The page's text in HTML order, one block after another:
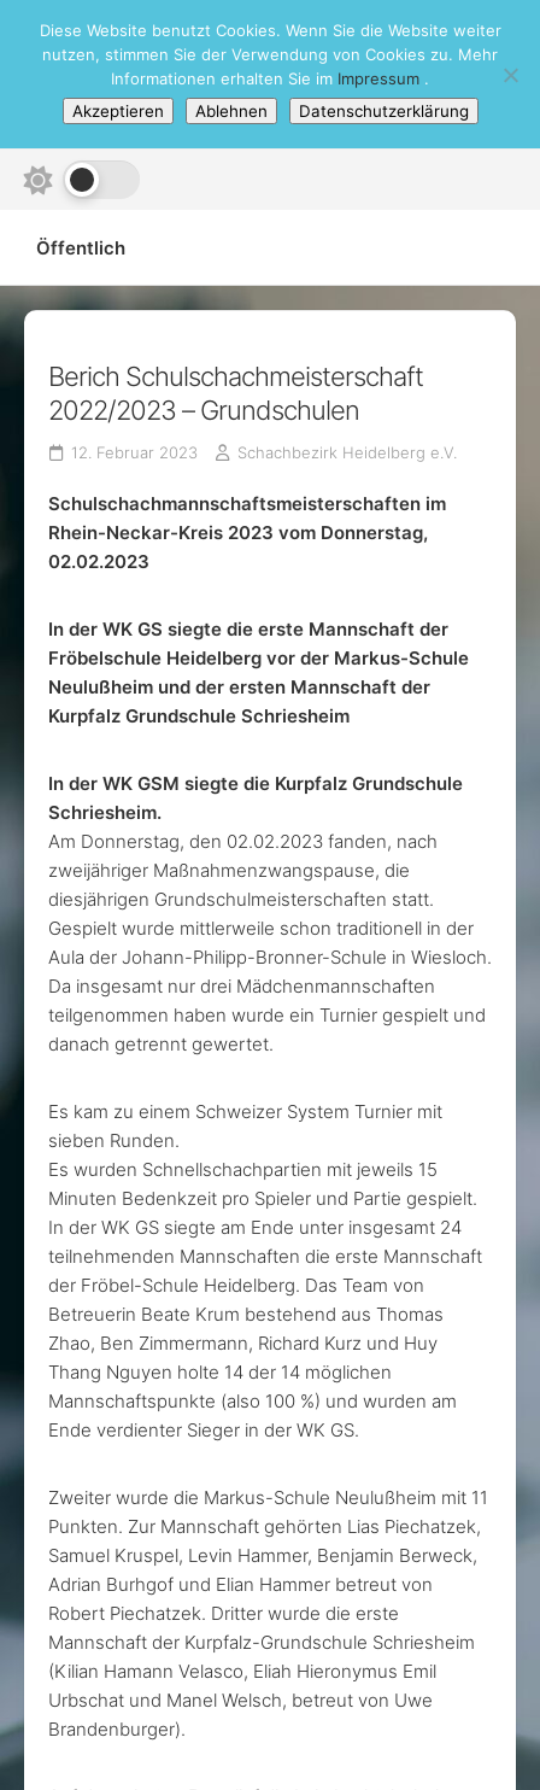
content
Schachbezirk Heidelberg e.V.
Öffentlich
Berich Schulschachmeisterschaft
2022/2023 – Grundschulen
12. Februar 2023 Schachbezirk Heidelberg e.V.
Schulschachmannschaftsmeisterschaften im
Rhein-Neckar-Kreis 2023 vom Donnerstag,
02.02.2023
In der WK GS siegte die erste Mannschaft der
Fröbelschule Heidelberg vor der Markus-Schule
Neulußheim und der ersten Mannschaft der
Kurpfalz Grundschule Schriesheim
In der WK GSM siegte die Kurpfalz Grundschule
Schriesheim.
Am Donnerstag, den 02.02.2023 fanden, nach
zweijähriger Maßnahmenzwangspause, die
diesjährigen Grundschulmeisterschaften statt.
Gespielt wurde mittlerweile schon traditionell in der
Aula der Johann-Philipp-Bronner-Schule in Wiesloch.
Da insgesamt nur drei Mädchenmannschaften
teilgenommen haben wurde ein Turnier gespielt und
danach getrennt gewertet.
Es kam zu einem Schweizer System Turnier mit
sieben Runden.
Es wurden Schnellschachpartien mit jeweils 15
Minuten Bedenkzeit pro Spieler und Partie gespielt.
In der WK GS siegte am Ende unter insgesamt 24
teilnehmenden Mannschaften die erste Mannschaft
der Fröbel-Schule Heidelberg. Das Team von
Betreuerin Beate Krum bestehend aus Thomas
Zhao, Ben Zimmermann, Richard Kurz und Huy
Thang Nguyen holte 14 der 14 möglichen
Mannschaftspunkte (also 100 %) und wurden am
Ende verdienter Sieger in der WK GS.
Zweiter wurde die Markus-Schule Neulußheim mit 11
Punkten. Zur Mannschaft gehörten Lias Piechatzek,
Samuel Kruspel, Levin Hammer, Benjamin Berweck,
Adrian Burhgof und Elian Hammer betreut von
Robert Piechatzek. Dritter wurde die erste
Mannschaft der Kurpfalz-Grundschule Schriesheim
(Kilian Hamann Velasco, Eliah Hieronymus Emil
Urbschat und Manel Welsch, betreut von Uwe
Brandenburger).
Diese Website benutzt Cookies. Wenn Sie die Website weiter
nutzen, stimmen Sie der Verwendung von Cookies zu. Mehr
Informationen erhalten Sie im Impressum .
Akzeptieren
Ablehnen Datenschutzerklärung